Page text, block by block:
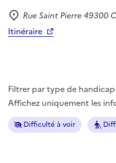
Adresse
Rue Saint Pierre 49300
Itinéraire
Filtrer par type de handicap
Affichez uniquement les
Difficulté à voir